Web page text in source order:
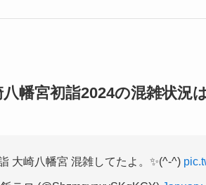
幡宮初詣2024の混雑状況
大崎八幡宮 混雑してたよ。✨(^-^)